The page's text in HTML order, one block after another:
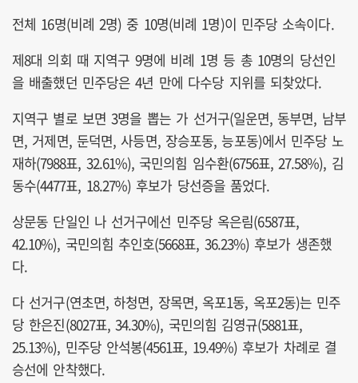
전체 16명(비례 2명) 중 10명(비례 1명)이 민주당 소속이다.
제8대 의회 때 지역구 9명에 비례 1명 등 총 10명의 당선인
을 배출했던 민주당은 4년 만에 다수당 지위를 되찾았다.
지역구 별로 보면 3명을 뽑는 가 선거구(일운면, 동부면, 남부
면, 거제면, 둔덕면, 사등면, 장승포동, 능포동)에서 민주당 노
재하(7988표, 32.61%), 국민의힘 임수환(6756표, 27.58%), 김
동수(4477표, 18.27%) 후보가 당선증을 품었다.
상문동 단일인 나 선거구에선 민주당 옥은림(6587표,
42.10%), 국민의힘 추인호(5668표, 36.23%) 후보가 생존했
다.
다 선거구(연초면, 하청면, 장목면, 옥포1동, 옥포2동)는 민주
당 한은진(8027표, 34.30%), 국민의힘 김영규(5881표,
25.13%), 민주당 안석봉(4561표, 19.49%) 후보가 차례로 결
승선에 안착했다.